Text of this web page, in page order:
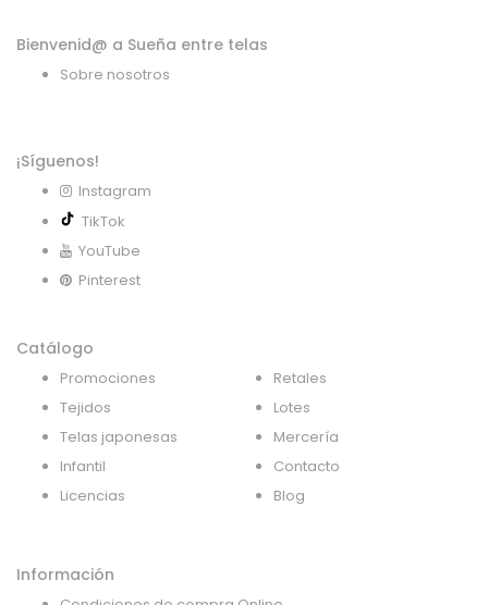
Bienvenid@ a Sueña entre telas
Sobre nosotros
¡Síguenos!
Instagram
TikTok
YouTube
Pinterest
Catálogo
Promociones
Tejidos
Telas japonesas
Infantil
Licencias
Retales
Lotes
Mercería
Contacto
Blog
Información